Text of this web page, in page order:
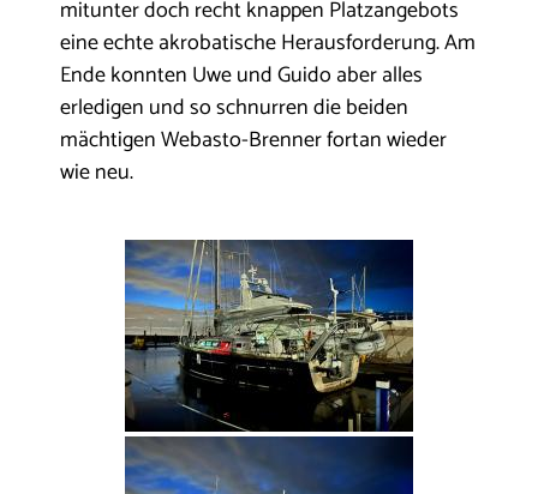
mitunter doch recht knappen Platzangebots
eine echte akrobatische Herausforderung. Am
Ende konnten Uwe und Guido aber alles
erledigen und so schnurren die beiden
mächtigen Webasto-Brenner fortan wieder
wie neu.